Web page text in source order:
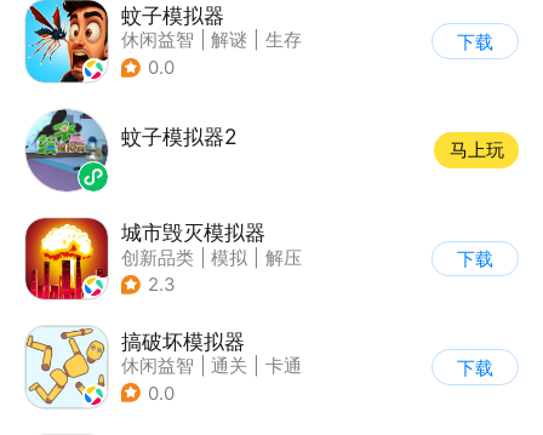
蚊子模拟器
休闲益智 解谜
生存
| 脑洞
0.0
下载
蚊子模拟器2
马上玩
城市毁灭模拟器
创新品类 模拟
解压
| 开放世界
2.3
下载
搞破坏模拟器
休闲益智 通关
卡通
0.0
下载